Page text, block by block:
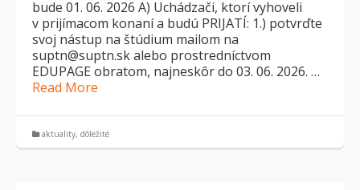
bude 01. 06. 2026 A) Uchádzači, ktorí vyhoveli
v prijímacom konaní a budú PRIJATÍ: 1.) potvrďte
svoj nástup na štúdium mailom na
suptn@suptn.sk alebo prostredníctvom
EDUPAGE obratom, najneskôr do 03. 06. 2026. …
Read More
aktuality, dôležité